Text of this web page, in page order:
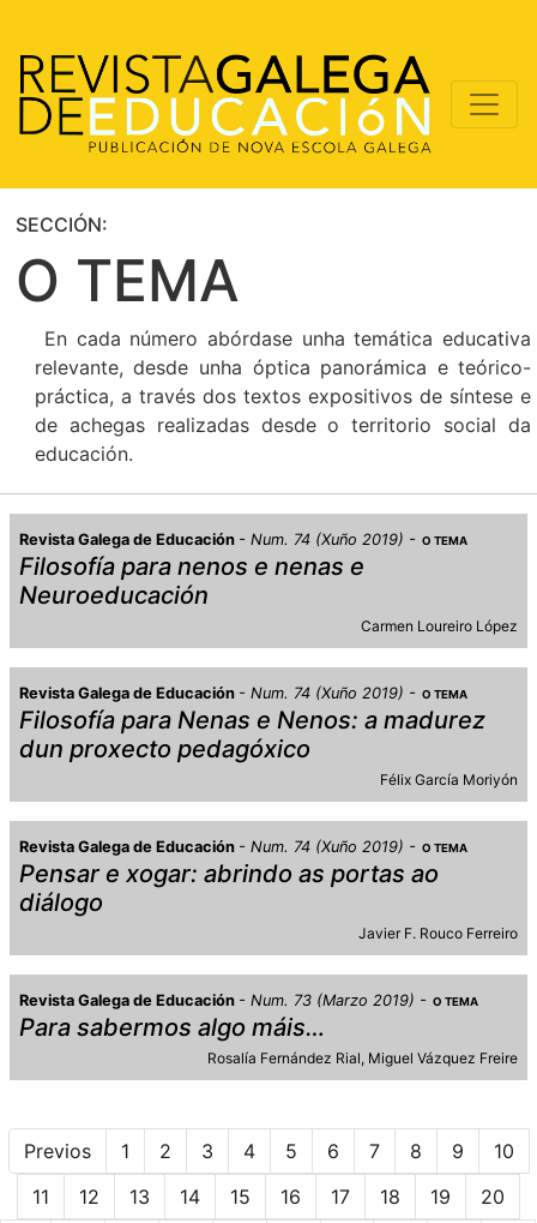
SECCIÓN:
O TEMA
En cada número abórdase unha temática educativa
relevante, desde unha óptica panorámica e teórico-
práctica, a través dos textos expositivos de síntese e
de achegas realizadas desde o territorio social da
educación.
Revista Galega de Educación Num. 74 (Xuño 2019) O TEMA
Filosofía para nenos e nenas e
Neuroeducación
Carmen Loureiro López
Revista Galega de Educación Num. 74 (Xuño 2019) O TEMA
Filosofía para Nenas e Nenos: a madurez
dun proxecto pedagóxico
Félix García Moriyón
Revista Galega de Educación Num. 74 (Xuño 2019) O TEMA
Pensar e xogar: abrindo as portas ao
diálogo
Javier F. Rouco Ferreiro
Revista Galega de Educación Num. 73 (Marzo 2019) O TEMA
Para sabermos algo máis…
Rosalía Fernández Rial Miguel Vázquez Freire
Previos 1 2 3 4 5 6 7 8 9
10
11
12 13 14 15 16 17 18 19
20